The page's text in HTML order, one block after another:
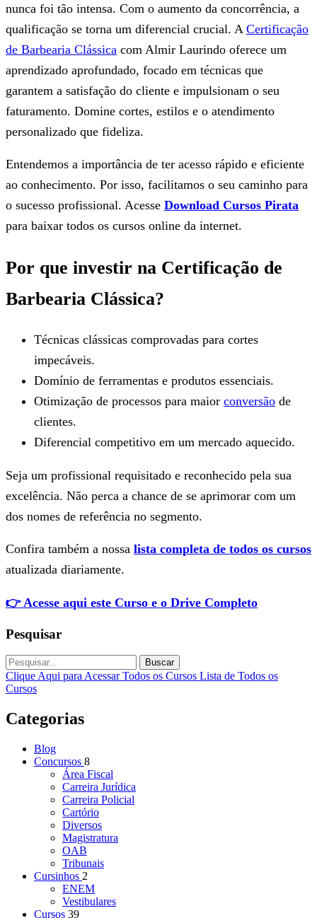
nunca foi tão intensa. Com o aumento da concorrência, a
qualificação se torna um diferencial crucial. A Certificação
de Barbearia Clássica com Almir Laurindo oferece um
aprendizado aprofundado, focado em técnicas que
garantem a satisfação do cliente e impulsionam o seu
faturamento. Domine cortes, estilos e o atendimento
personalizado que fideliza.
Entendemos a importância de ter acesso rápido e eficiente
ao conhecimento. Por isso, facilitamos o seu caminho para
o sucesso profissional. Acesse Download Cursos Pirata
para baixar todos os cursos online da internet.
Por que investir na Certificação de
Barbearia Clássica?
Técnicas clássicas comprovadas para cortes
impecáveis.
Domínio de ferramentas e produtos essenciais.
Otimização de processos para maior conversão de
clientes.
Diferencial competitivo em um mercado aquecido.
Seja um profissional requisitado e reconhecido pela sua
excelência. Não perca a chance de se aprimorar com um
dos nomes de referência no segmento.
Confira também a nossa lista completa de todos os cursos
atualizada diariamente.
👉 Acesse aqui este Curso e o Drive Completo
Pesquisar
Buscar
Clique Aqui para Acessar Todos os Cursos Lista de Todos os
Cursos
Categorias
Blog
Concursos 8
Área Fiscal
Carreira Jurídica
Carreira Policial
Cartório
Diversos
Magistratura
OAB
Tribunais
Cursinhos 2
ENEM
Vestibulares
Cursos 39